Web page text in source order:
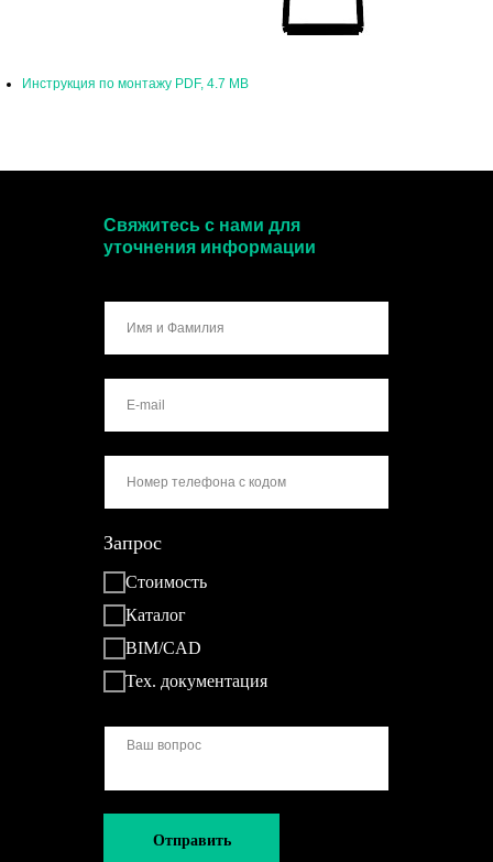
Инструкция по монтажу PDF, 4.7 MB
Запрос
Стоимость
Каталог
BIM/CAD
Тех. документация
Отправить
Свяжитесь с нами для
уточнения информации